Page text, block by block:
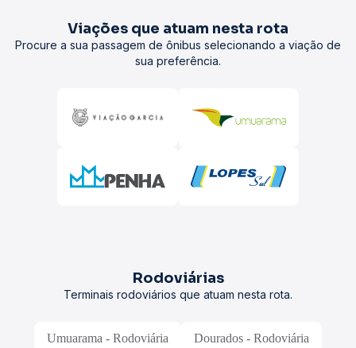
Viações que atuam nesta rota
Procure a sua passagem de ônibus selecionando a viação de
sua preferência.
Rodoviárias
Terminais rodoviários que atuam nesta rota.
Umuarama - Rodoviária Dourados - Rodoviária